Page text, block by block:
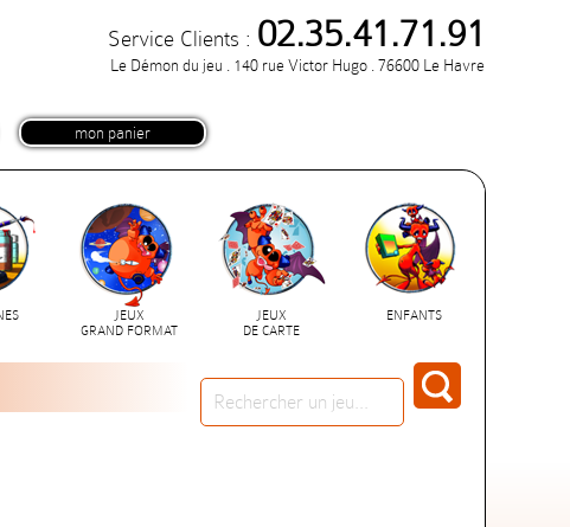
Service Clients : 02.35.41.71.91
Le Démon du jeu . 140 rue Victor Hugo . 76600 Le Havre
mon panier
JEUX
GRAND FORMAT
JEUX
DE CARTE
ENFANTS